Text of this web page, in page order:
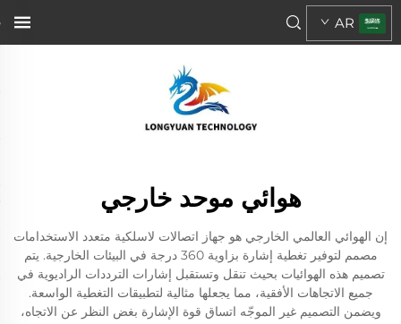
AR
هوائي موحد خارجي
إن الهوائي العالمي الخارجي هو جهاز اتصالات لاسلكية متعدد الاستخدامات
مصمم لتوفير تغطية إشارة بزاوية 360 درجة في البيئات الخارجية. يتم
تصميم هذه الهوائيات بحيث تنقل وتستقبل إشارات الترددات الراديوية في
جميع الاتجاهات الأفقية، مما يجعلها مثالية لتطبيقات التغطية الواسعة.
ويضمن التصميم غير الموجّه اتساق قوة الإشارة بغض النظر عن الاتجاه،